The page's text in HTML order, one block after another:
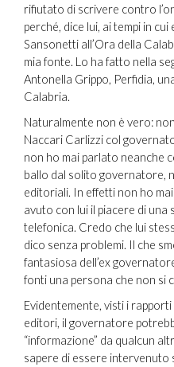
rifiutato di scrivere contro
perché, dice lui, ai tempi in
Sansonetti all’Ora della
mia fonte. Lo ha fatto nella
Antonella Grippo, Perfidia,
Calabria.
Naturalmente non è vero:
Naccari Carlizzi col
non ho mai parlato neanche
ballo dal solito governatore,
editoriali. In effetti non ho
avuto con lui il piacere di una
telefonica. Credo che lui
dico senza problemi. Il che
fantasiosa dell’ex
fonti una persona che non si
Evidentemente, visti i
editori, il governatore
“informazione” da qualcun
sapere di essere intervenuto